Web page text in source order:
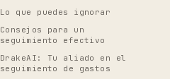
Lo que puedes ignorar
Consejos para un
seguimiento efectivo
DrakeAI: Tu aliado en el
seguimiento de gastos